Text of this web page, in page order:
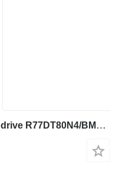
Электродвигатель SEW-Eurodrive R77DT80N4/BMG/TH/ES1S для промышленного оборудования